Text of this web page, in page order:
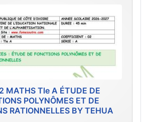
MATHS Tle A ÉTUDE DE
POLYNÔMES ET DE
RATIONNELLES BY TEHUA